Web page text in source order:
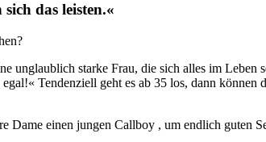
das leisten.«
unglaublich starke Frau, die sich alles im
Tendenziell geht es ab 35 los, dann
Dame einen jungen Callboy , um endlich guten